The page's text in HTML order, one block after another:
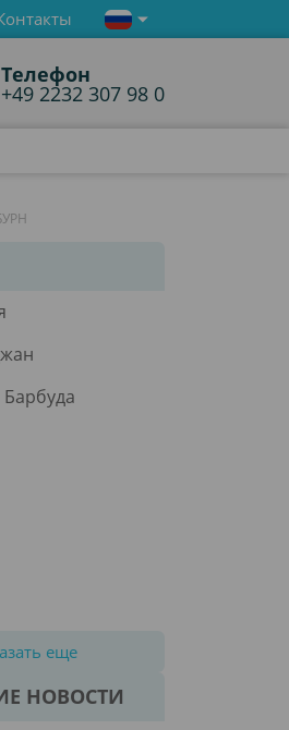
Телефон
+49 2232 307 98 0
Барбуда
еще
НОВОСТИ